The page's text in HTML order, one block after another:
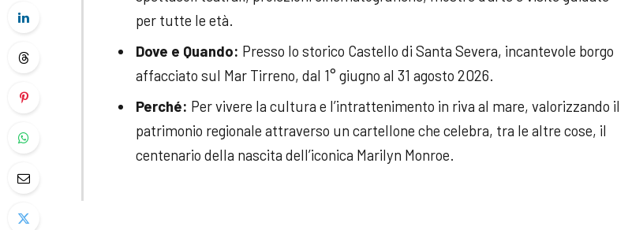
per tutte le età.
Dove e Quando: Presso lo storico Castello di Santa Severa, incantevole borgo
affacciato sul Mar Tirreno, dal 1° giugno al 31 agosto 2026.
Perché: Per vivere la cultura e l’intrattenimento in riva al mare, valorizzando il
patrimonio regionale attraverso un cartellone che celebra, tra le altre cose, il
centenario della nascita dell’iconica Marilyn Monroe.